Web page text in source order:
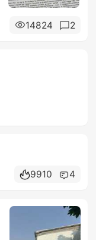
14824 2
9910 4